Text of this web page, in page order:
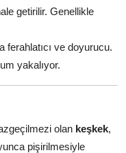
getirilir. Genellikle
ferahlatıcı ve doyurucu.
yakalıyor.
olan keşkek,
pişirilmesiyle